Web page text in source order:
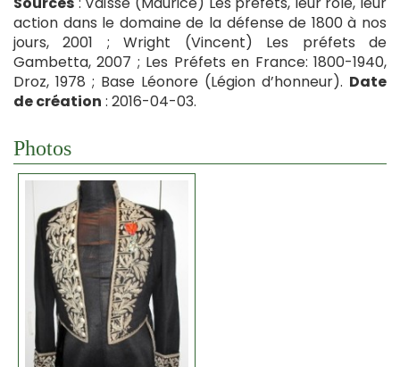
action dans le domaine de la défense de 1800 à nos
jours, 2001 ; Wright (Vincent) Les préfets de
Gambetta, 2007 ; Les Préfets en France: 1800-1940,
Droz, 1978 ; Base Léonore (Légion d’honneur). Date
de création : 2016-04-03.
Photos